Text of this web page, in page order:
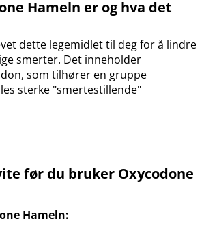
Hameln er og hva det
dette legemidlet til deg for å lindre
smerter. Det inneholder
som tilhører en gruppe
sterke "smertestillende"
før du bruker Oxycodone
Hameln: